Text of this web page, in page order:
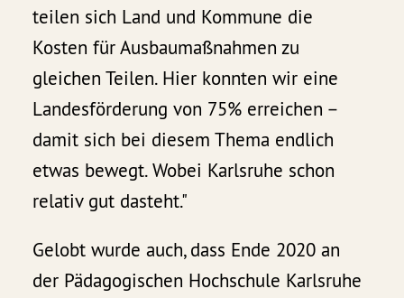
teilen sich Land und Kommune die
Kosten für Ausbaumaßnahmen zu
gleichen Teilen. Hier konnten wir eine
Landesförderung von 75% erreichen –
damit sich bei diesem Thema endlich
etwas bewegt. Wobei Karlsruhe schon
relativ gut dasteht."
Gelobt wurde auch, dass Ende 2020 an
der Pädagogischen Hochschule Karlsruhe